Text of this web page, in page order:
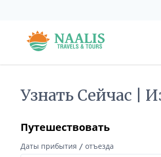
Узнать Сейчас |
Путешествовать
Даты прибытия / отъезда